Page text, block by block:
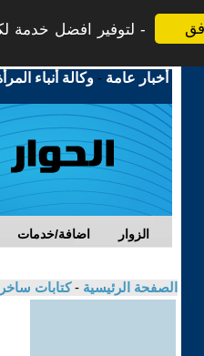
لتوفير افضل خدمة
أخبار عامة -وكالة أنباء
اضافة/خدمات الزوار
الصفحة الرئيسية -كتابات